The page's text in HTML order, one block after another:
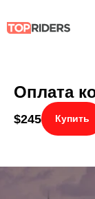
Оплата
$245 Купить